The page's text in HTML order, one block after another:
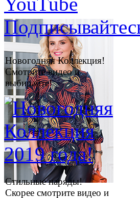
Новогодняя Коллекция!
Смотрите видео и
выбирайте!
Стильные наряды!
Скорее смотрите видео и